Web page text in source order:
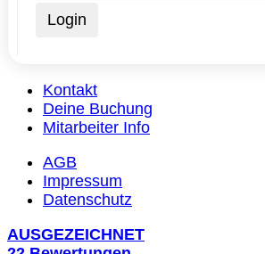
Kontakt
Deine Buchung
Mitarbeiter Info
AGB
Impressum
Datenschutz
AUSGEZEICHNET